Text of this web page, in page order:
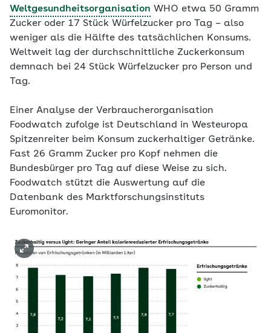
Weltgesundheitsorganisation WHO etwa 50 Gramm
Zucker oder 17 Stück Würfelzucker pro Tag – also
weniger als die Hälfte des tatsächlichen Konsums.
Weltweit lag der durchschnittliche Zuckerkonsum
demnach bei 24 Stück Würfelzucker pro Person und
Tag.
Einer Analyse der Verbraucherorganisation
Foodwatch zufolge ist Deutschland in Westeuropa
Spitzenreiter beim Konsum zuckerhaltiger Getränke.
Fast 26 Gramm Zucker pro Kopf nehmen die
Bundesbürger pro Tag auf diese Weise zu sich.
Foodwatch stützt die Auswertung auf die
Datenbank des Marktforschungsinstituts
Euromonitor.